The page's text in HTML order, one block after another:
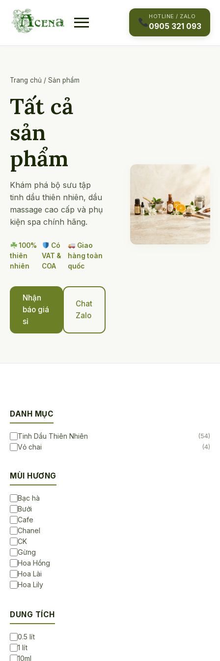
content
HOTLINE / ZALO
0905 321 093
Trang chủ / Sản phẩm
Tất cả
sản
phẩm
Khám phá bộ sưu tập
tinh dầu thiên nhiên, dầu
massage cao cấp và phụ
kiện spa chính hãng.
100%
thiên
nhiên
Có
VAT &
COA
Giao
hàng toàn
quốc
Nhận
báo giá
sỉ
Chat
Zalo
DANH MỤC
Tinh Dầu Thiên Nhiên (54)
Vỏ chai (4)
MÙI HƯƠNG
Bạc hà
Bưởi
Cafe
Chanel
CK
Gừng
Hoa Hồng
Hoa Lài
Hoa Lily
Không Mùi
Ngọc lan tây
Sả chanh
DUNG TÍCH
0.5 lít
1 lít
10ml